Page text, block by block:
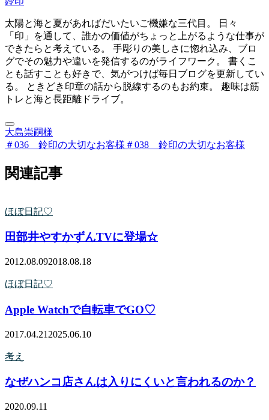
太陽と海と夏があればだいたいご機嫌な三代目。 日々
「印」を通して、誰かの価値がちょっと上がるような仕事が
できたらと考えている。 手彫りの美しさに惚れ込み、ブロ
グでその魅力や違いを発信するのがライフワーク。 書くこ
とも話すことも好きで、気がつけば毎日ブログを更新してい
る。 ときどき印章の話から脱線するのもお約束。 趣味は筋
トレと海と長距離ドライブ。
大島崇嗣様
＃036 鈴印の大切なお客様 ＃038 鈴印の大切なお客様
関連記事
ほぼ日記♡
田部井やすかずんTVに登場☆
2012.08.092018.08.18
ほぼ日記♡
Apple Watchで自転車でGO♡
2017.04.21 2025.06.10
考え
なぜハンコ店さんは入りにくいと言われるのか？
2020.09.11